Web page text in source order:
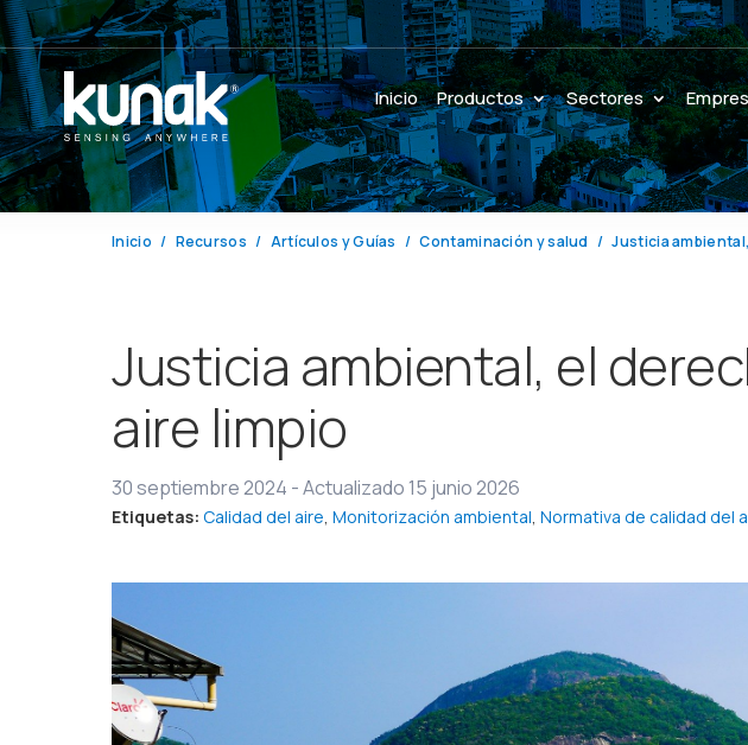
Inicio Productos Sectores
Inicio Recursos Artículos y Guías Contaminación y salud Justicia
Justicia ambiental, el
aire limpio
30 septiembre 2024 -Actualizado 15 junio 2026
Etiquetas:Calidad del aire,Monitorización ambiental,Normativa de calidad del